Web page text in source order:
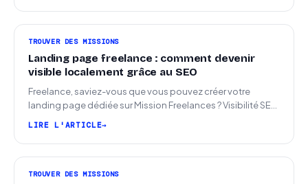
TROUVER DES MISSIONS
Landing page freelance : comment devenir
visible localement grâce au SEO
Freelance, saviez-vous que vous pouvez créer votre
landing page dédiée sur Mission Freelances ? Visibilité SEO
LIRE L'ARTICLE
TROUVER DES MISSIONS